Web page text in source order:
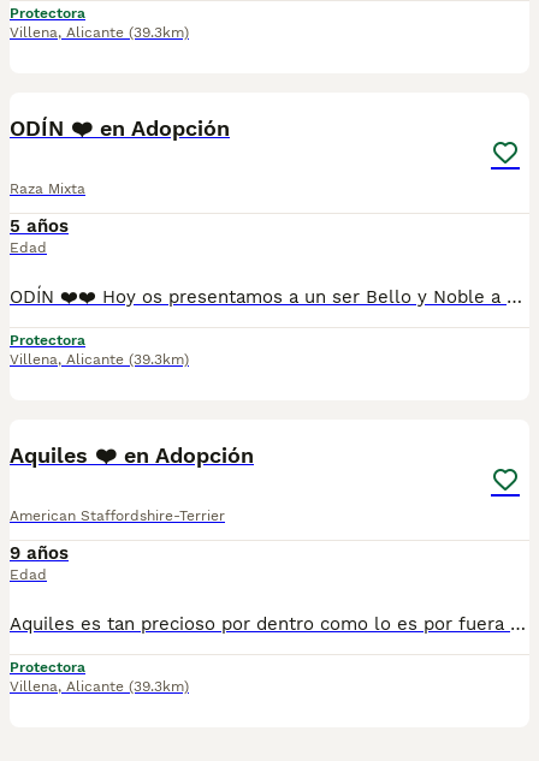
Protectora
Villena, Alicante (39.3km)
ODÍN ❤️ en Adopción
Raza Mixta
5 años
Edad
ODÍN ❤️❤️ Hoy os presentamos a un ser Bello y Noble a partes iguales 🥰 Lo de posar bien y salir guapo para el postureo, lo traía de fábrica 😍 Otro pobre que solo por ser tamaño grande, es abandonado a su suerte y sin mirar atrás ❤️‍🩹 Le encanta pasear y que le presten atención y mimos Quieres conocer a ODÍN? Está esperándote en @protectoradevillena Gracias ❤️🙏
Protectora
Villena, Alicante (39.3km)
Aquiles ❤️ en Adopción
American Staffordshire-Terrier
9 años
Edad
Aquiles es tan precioso por dentro como lo es por fuera ❤️. Para él nos gustaría alguien que ya sea conocedor de estas razas. Es cariñoso y bueno y siempre está dispuesto a aprender. Quieres conocer a nuestro Aquiles? Llámanos o escríbenos un mensaje!
Protectora
Villena, Alicante (39.3km)